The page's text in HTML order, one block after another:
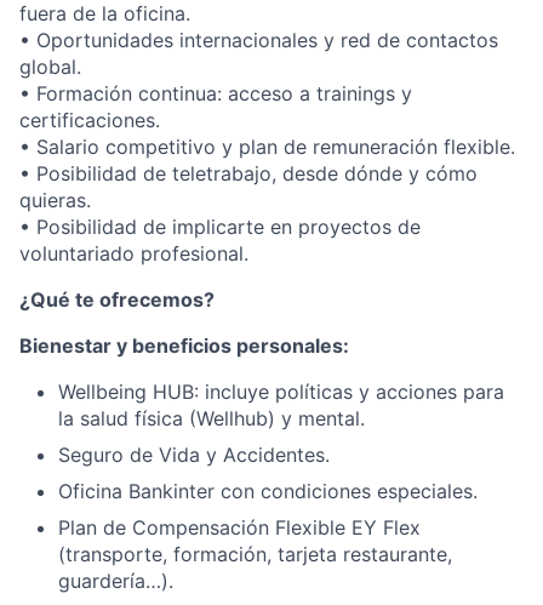
fuera de la oficina.
• Oportunidades internacionales y red de contactos
global.
• Formación continua: acceso a trainings y
certificaciones.
• Salario competitivo y plan de remuneración flexible.
• Posibilidad de teletrabajo, desde dónde y cómo
quieras.
• Posibilidad de implicarte en proyectos de
voluntariado profesional.
¿Qué te ofrecemos?
Bienestar y beneficios personales:
Wellbeing HUB: incluye políticas y acciones para
la salud física (Wellhub) y mental.
Seguro de Vida y Accidentes.
Oficina Bankinter con condiciones especiales.
Plan de Compensación Flexible EY Flex
(transporte, formación, tarjeta restaurante,
guardería…).